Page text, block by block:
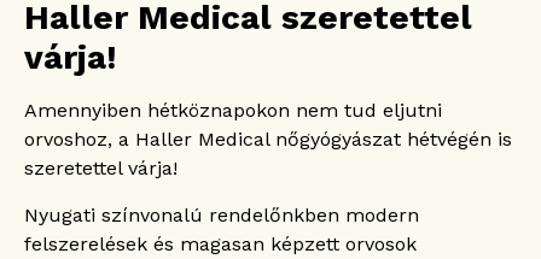
Haller Medical szeretettel
várja!
Amennyiben hétköznapokon nem tud eljutni
orvoshoz, a Haller Medical nőgyógyászat hétvégén is
szeretettel várja!
Nyugati színvonalú rendelőnkben modern
felszerelések és magasan képzett orvosok